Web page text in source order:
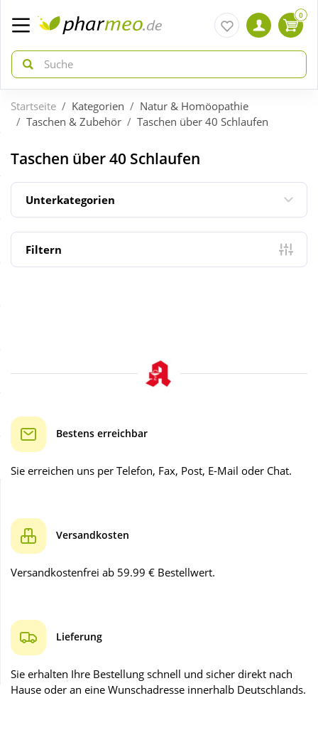
zurück
ÜBERSICHT AKTIONEN
Aktuelle Coupons
Schnäppchen
Sparsets
zurück
ÜBERSICHT KATEGORIEN
Arzneimittel
Liebe & Erotik
Mutter & Kind
Sanitätshaus
Tierbedarf
Wellness
0
Startseite Kategorien
Natur & Homöopathie
Taschen & Zubehör
Taschen über 40 Schlaufen
Taschen über 40 Schlaufen
Unterkategorien
Filtern
Bestens erreichbar
Sie erreichen uns per Telefon, Fax, Post, E-Mail oder Chat.
Versandkosten
Versandkostenfrei ab 59.99 € Bestellwert.
Lieferung
Sie erhalten Ihre Bestellung schnell und sicher direkt nach
Hause oder an eine Wunschadresse innerhalb Deutschlands.